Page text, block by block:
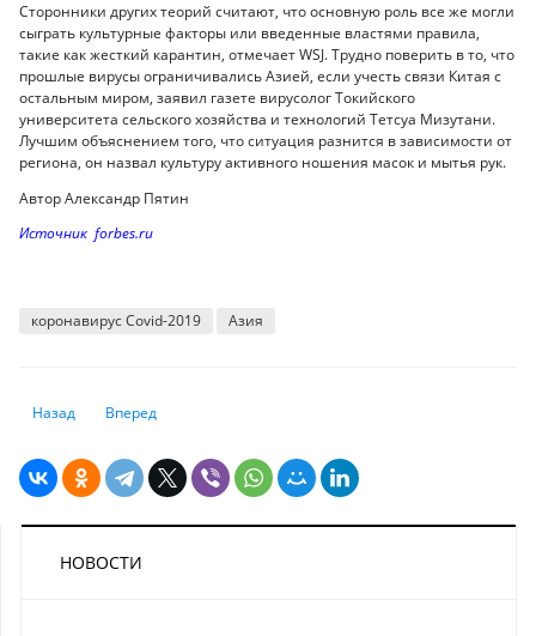
Сторонники других теорий считают, что основную роль все же могли
сыграть культурные факторы или введенные властями правила,
такие как жесткий карантин, отмечает WSJ. Трудно поверить в то, что
прошлые вирусы ограничивались Азией, если учесть связи Китая с
остальным миром, заявил газете вирусолог Токийского
университета сельского хозяйства и технологий Тетсуа Мизутани.
Лучшим объяснением того, что ситуация разнится в зависимости от
региона, он назвал культуру активного ношения масок и мытья рук.
Автор Александр Пятин
Источник forbes.ru
коронавирус Covid-2019 Азия
Предыдущий: В Казахстане приостановлена деятельность шести
Назад Следующий: Сколько выходных будет на Новый год
Вперед
НОВОСТИ